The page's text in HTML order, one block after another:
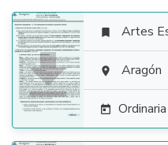

 Artes
 Aragón
